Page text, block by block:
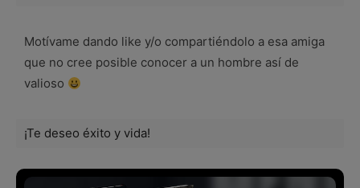
Motívame dando like y/o compartiéndolo a esa amiga
que no cree posible conocer a un hombre así de
valioso
¡Te deseo éxito y vida!